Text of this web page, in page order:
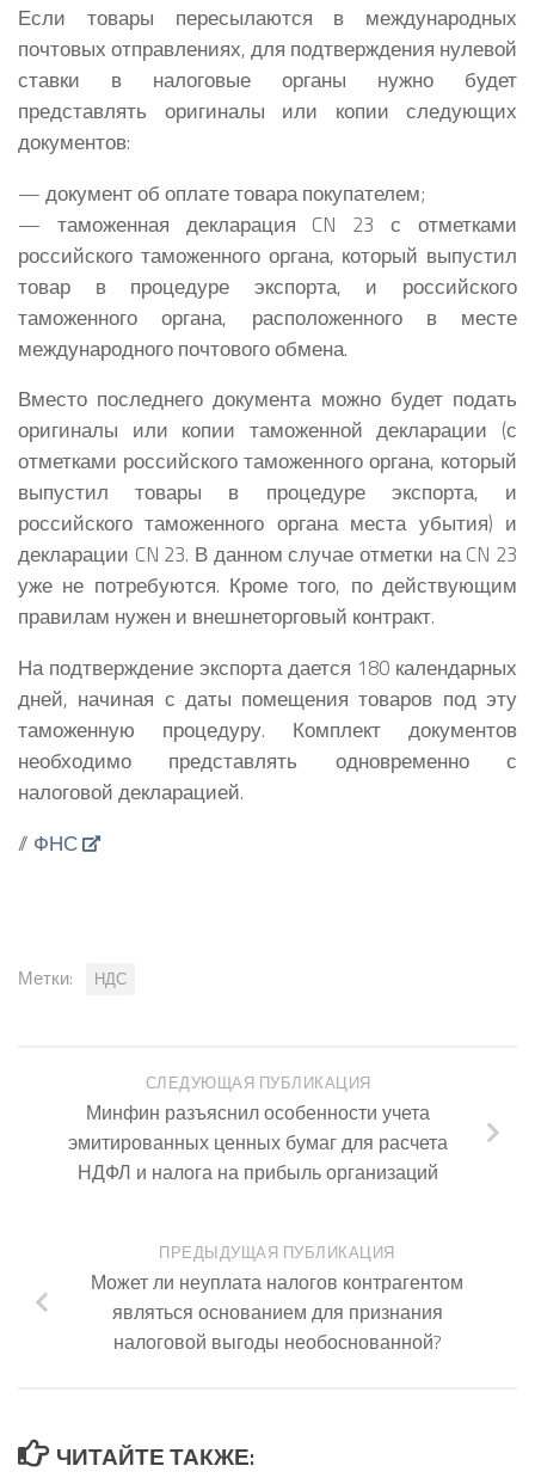
Если товары пересылаются в международных
почтовых отправлениях, для подтверждения нулевой
ставки в налоговые органы нужно будет
представлять оригиналы или копии следующих
документов:
— документ об оплате товара покупателем;
— таможенная декларация CN 23 с отметками
российского таможенного органа, который выпустил
товар в процедуре экспорта, и российского
таможенного органа, расположенного в месте
международного почтового обмена.
Вместо последнего документа можно будет подать
оригиналы или копии таможенной декларации (с
отметками российского таможенного органа, который
выпустил товары в процедуре экспорта, и
российского таможенного органа места убытия) и
декларации CN 23. В данном случае отметки на CN 23
уже не потребуются. Кроме того, по действующим
правилам нужен и внешнеторговый контракт.
На подтверждение экспорта дается 180 календарных
дней, начиная с даты помещения товаров под эту
таможенную процедуру. Комплект документов
необходимо представлять одновременно с
налоговой декларацией.
// ФНС
Метки: НДС
СЛЕДУЮЩАЯ ПУБЛИКАЦИЯ
Минфин разъяснил особенности учета
эмитированных ценных бумаг для расчета
НДФЛ и налога на прибыль организаций
ПРЕДЫДУЩАЯ ПУБЛИКАЦИЯ
Может ли неуплата налогов контрагентом
являться основанием для признания
налоговой выгоды необоснованной?
ЧИТАЙТЕ ТАКЖЕ: